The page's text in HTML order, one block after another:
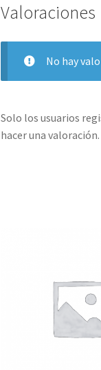
Valoraciones
No hay
Solo los usuarios
hacer una valoración.